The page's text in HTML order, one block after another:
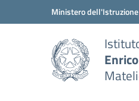
Vai ai contenuti
Vai al menu di navigazione
Ministero